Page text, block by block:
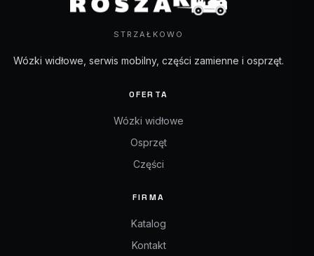
STRZAŁKOWO
Wózki widłowe, serwis mobilny, części zamienne i osprzęt.
OFERTA
Wózki widłowe
Osprzęt
Części
FIRMA
Katalog
Kontakt